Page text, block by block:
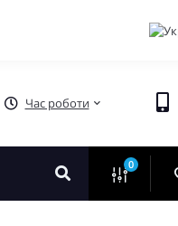
Час роботи
0